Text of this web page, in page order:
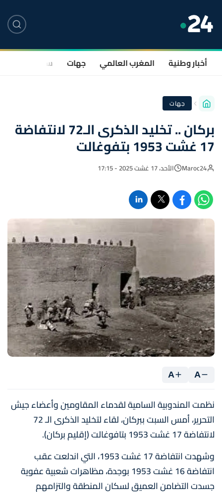
أخبار وطنية المغرب العالمي جهات سياسة
جهات
بركان .. تخليد الذكرى الـ72 لانتفاضة
17 غشت 1953 بتفوغالت
Maroc24 الأحد، 17 غشت 2025 - 17:15
A
A
نظمت المندوبية السامية لقدماء المقاومين وأعضاء جيش
التحرير، أمس السبت ببركان، لقاء لتخليد الذكرى الـ 72
لانتفاضة 17 غشت 1953 بتافوغالت (إقليم بركان).
وشهدت انتفاضة 17 غشت 1953، التي اندلعت عقب
انتفاضة 16 غشت 1953 بوجدة، مظاهرات شعبية عفوية
جسدت التضامن العميق لسكان المنطقة والتزامهم